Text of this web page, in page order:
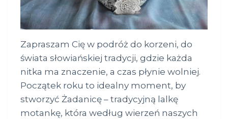
Zapraszam Cię w podróż do korzeni, do
świata słowiańskiej tradycji, gdzie każda
nitka ma znaczenie, a czas płynie wolniej.
Początek roku to idealny moment, by
stworzyć Żadanicę – tradycyjną lalkę
motankę, która według wierzeń naszych